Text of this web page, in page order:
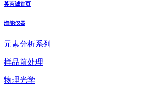
英芮诚首页
海能仪器
元素分析系列
样品前处理
物理光学